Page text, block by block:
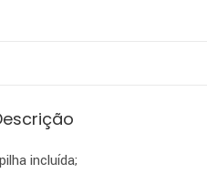
incluída;